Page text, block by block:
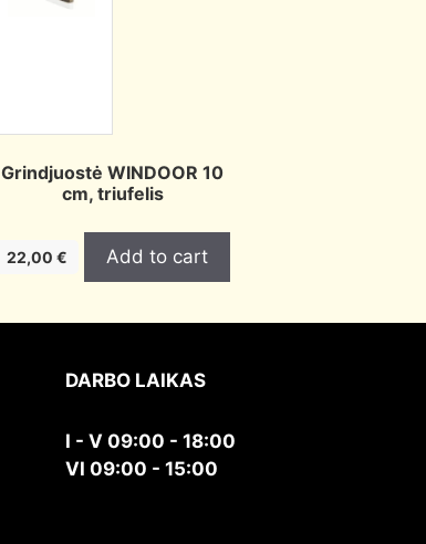
Grindjuostė WINDOOR 10
cm, triufelis
22,00 € Add to cart
DARBO LAIKAS
I - V 09:00 - 18:00
VI 09:00 - 15:00